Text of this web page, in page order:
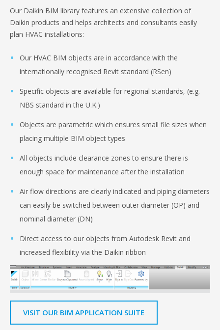
Our Daikin BIM library features an extensive collection of
Daikin products and helps architects and consultants easily
plan HVAC installations:
Our HVAC BIM objects are in accordance with the
internationally recognised Revit standard (RSen)
Specific objects are available for regional standards, (e.g.
NBS standard in the U.K.)
Objects are parametric which ensures small file sizes when
placing multiple BIM object types
All objects include clearance zones to ensure there is
enough space for maintenance after the installation
Air flow directions are clearly indicated and piping diameters
can easily be switched between outer diameter (OP) and
nominal diameter (DN)
Direct access to our objects from Autodesk Revit and
increased flexibility via the Daikin ribbon
VISIT OUR BIM APPLICATION SUITE